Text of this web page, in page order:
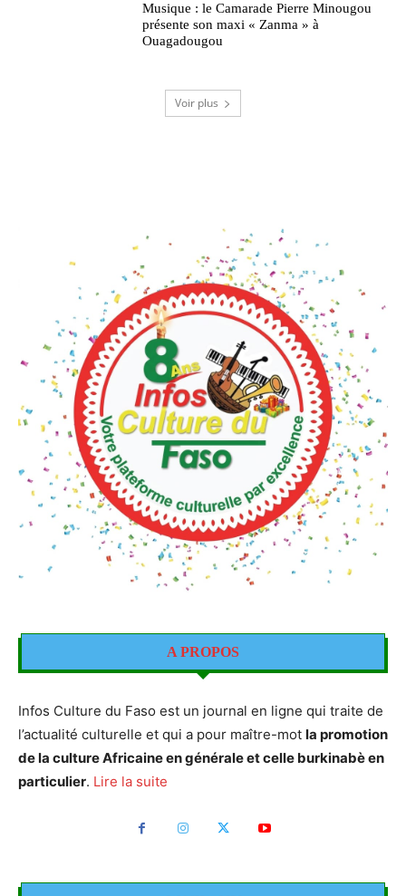
Musique : le Camarade Pierre Minougou
présente son maxi « Zanma » à
Ouagadougou
Voir plus
A PROPOS
Infos Culture du Faso est un journal en ligne qui traite de
l’actualité culturelle et qui a pour maître-mot la promotion
de la culture Africaine en générale et celle burkinabè en
particulier. Lire la suite